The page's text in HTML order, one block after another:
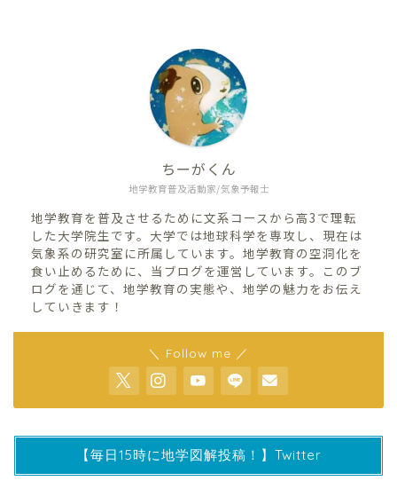
地学教育普及活動家/気象予報士
ちーがくん
地学教育を普及させるために文系コースから高3で理転
した大学院生です。大学では地球科学を専攻し、現在は
気象系の研究室に所属しています。地学教育の空洞化を
食い止めるために、当ブログを運営しています。このブ
ログを通じて、地学教育の実態や、地学の魅力をお伝え
していきます！
＼ Follow me ／
【毎日15時に地学図解投稿！】Twitter